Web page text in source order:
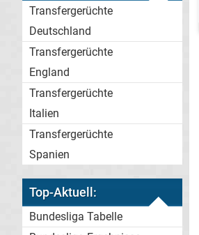
Transfergerüchte
Deutschland
Transfergerüchte
England
Transfergerüchte
Italien
Transfergerüchte
Spanien
Top-Aktuell:
Bundesliga Tabelle